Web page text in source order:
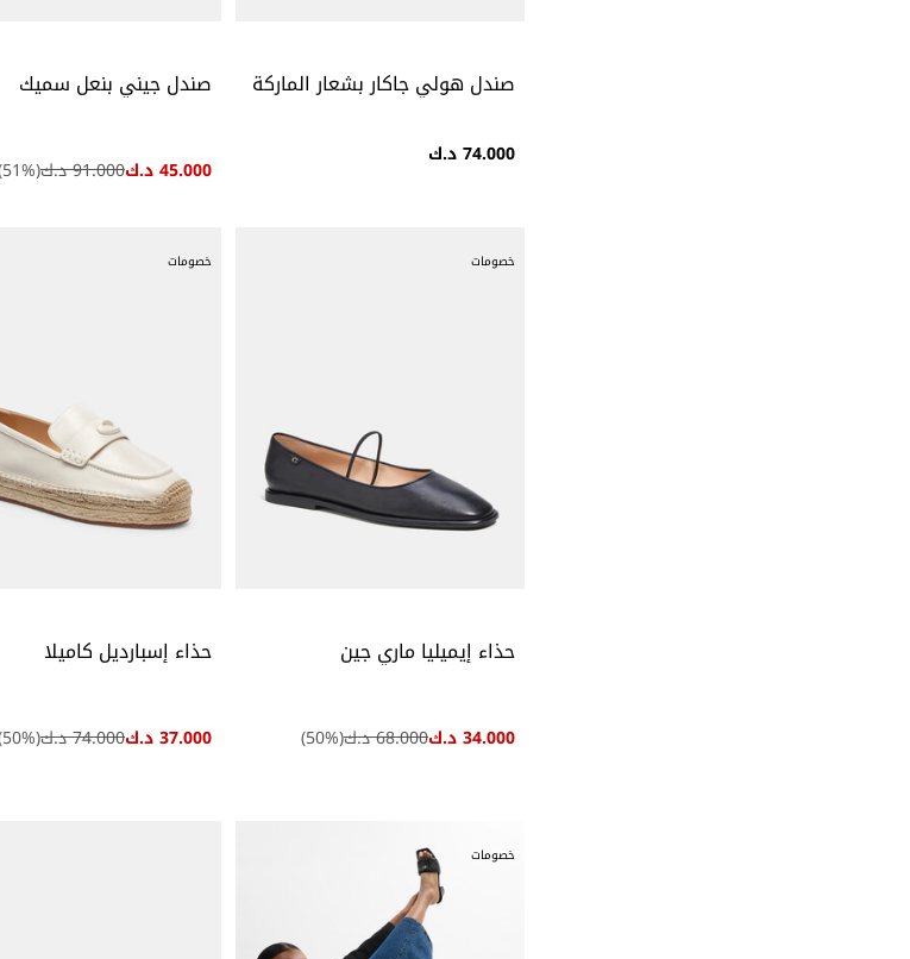
صندل هولي جاكار بشعار الماركة
74.000 د.ك
صندل جيني بنعل سميك
45.000 د.ك 91.000 د.ك (
51%)
خصومات
حذاء إيميليا ماري جين
34.000 د.ك 68.000 د.ك (
50%)
خصومات
حذاء إسبارديل كاميلا
37.000 د.ك 74.000 د.ك (
50%)
خصومات